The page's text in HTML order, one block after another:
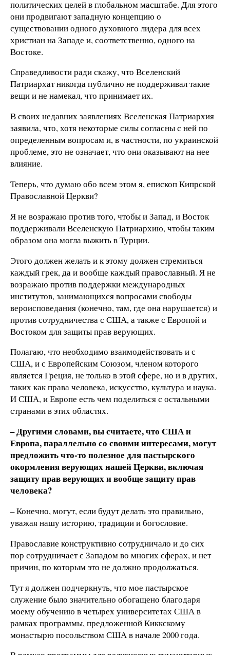
политических целей в глобальном масштабе. Для этого
они продвигают западную концепцию о
существовании одного духовного лидера для всех
христиан на Западе и, соответственно, одного на
Востоке.
Справедливости ради скажу, что Вселенский
Патриархат никогда публично не поддерживал такие
вещи и не намекал, что принимает их.
В своих недавних заявлениях Вселенская Патриархия
заявила, что, хотя некоторые силы согласны с ней по
определенным вопросам и, в частности, по украинской
проблеме, это не означает, что они оказывают на нее
влияние.
Теперь, что думаю обо всем этом я, епископ Кипрской
Православной Церкви?
Я не возражаю против того, чтобы и Запад, и Восток
поддерживали Вселенскую Патриархию, чтобы таким
образом она могла выжить в Турции.
Этого должен желать и к этому должен стремиться
каждый грек, да и вообще каждый православный. Я не
возражаю против поддержки международных
институтов, занимающихся вопросами свободы
вероисповедания (конечно, там, где она нарушается) и
против сотрудничества с США, а также с Европой и
Востоком для защиты прав верующих.
Полагаю, что необходимо взаимодействовать и с
США, и с Европейским Союзом, членом которого
является Греция, не только в этой сфере, но и в других,
таких как права человека, искусство, культура и наука.
И США, и Европе есть чем поделиться с остальными
странами в этих областях.
– Другими словами, вы считаете, что США и
Европа, параллельно со своими интересами, могут
предложить что-то полезное для пастырского
окормления верующих нашей Церкви, включая
защиту прав верующих и вообще защиту прав
человека?
– Конечно, могут, если будут делать это правильно,
уважая нашу историю, традиции и богословие.
Православие конструктивно сотрудничало и до сих
пор сотрудничает с Западом во многих сферах, и нет
причин, по которым это не должно продолжаться.
Тут я должен подчеркнуть, что мое пастырское
служение было значительно обогащено благодаря
моему обучению в четырех университетах США в
рамках программы, предложенной Киккскому
монастырю посольством США в начале 2000 года.